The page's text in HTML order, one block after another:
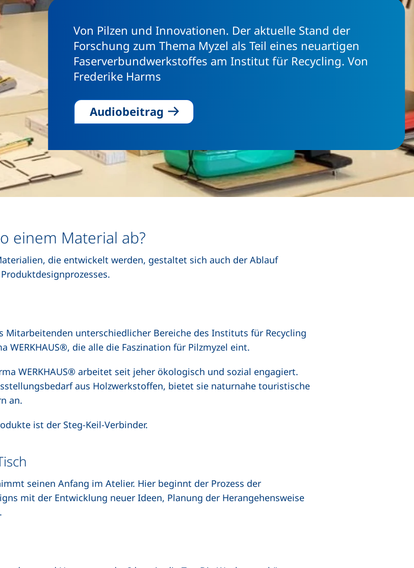
Von Pilzen und Innovationen. Der aktuelle Stand der
Forschung zum Thema Myzel als Teil eines neuartigen
Faserverbundwerkstoffes am Institut für Recycling. Von
Frederike Harms
Audiobeitrag
einem Material ab?
die entwickelt werden, gestaltet sich auch der Ablauf
Mitarbeitenden unterschiedlicher Bereiche des Instituts für Recycling
die alle die Faszination für Pilzmyzel eint.
WERKHAUS® arbeitet seit jeher ökologisch und sozial engagiert.
aus Holzwerkstoffen, bietet sie naturnahe touristische
an.
ist der Steg-Keil-Verbinder.
seinen Anfang im Atelier. Hier beginnt der Prozess der
mit der Entwicklung neuer Ideen, Planung der Herangehensweise